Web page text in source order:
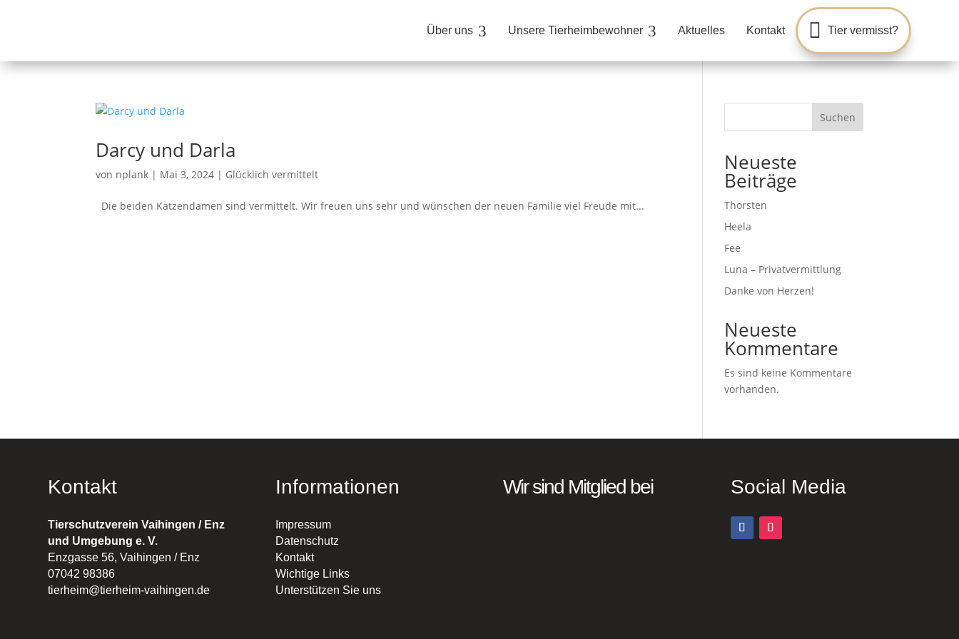
3
Über uns 3
Unsere Tierheimbewohner Aktuelles Kontakt  Tier vermisst?
Darcy und Darla
von nplank | Mai 3, 2024 | Glücklich vermittelt
Die beiden Katzendamen sind vermittelt. Wir freuen uns sehr und wünschen der neuen Familie viel Freude mit...
Suchen
Neueste
Beiträge
Thorsten
Heela
Fee
Luna – Privatvermittlung
Danke von Herzen!
Neueste
Kommentare
Es sind keine Kommentare
vorhanden.
Kontakt
Tierschutzverein Vaihingen / Enz
und Umgebung e. V.
Enzgasse 56, Vaihingen / Enz
07042 98386
tierheim@tierheim-vaihingen.de
Informationen
Impressum
Datenschutz
Kontakt
Wichtige Links
Unterstützen Sie uns
Wir sind Mitglied bei Social Media